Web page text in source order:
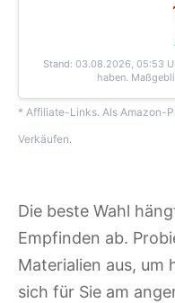
Stand: 03.08.2026, 05:53
haben.
* Affiliate-Links. Als Amazon-
Verkäufen.
Die beste Wahl
Empfinden ab.
Materialien aus, um
sich für Sie am